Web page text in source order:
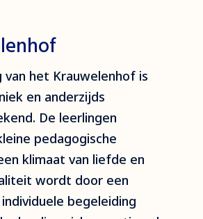
van het Krauwelenhof is
en anderzijds
De leerlingen
pedagogische
klimaat van liefde en
wordt door een
begeleiding